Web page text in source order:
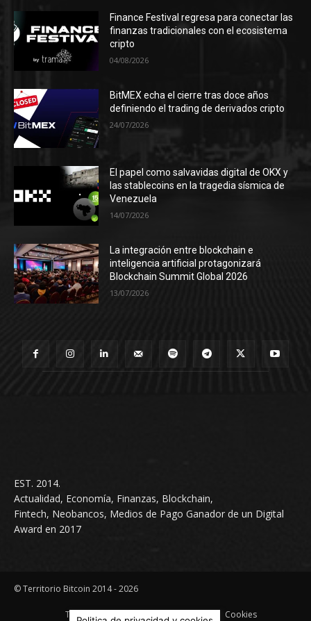
Finance Festival regresa para conectar las
finanzas tradicionales con el ecosistema
cripto
04/08/2026
BitMEX echa el cierre tras doce años
definiendo el trading de derivados cripto
24/07/2026
El papel como salvavidas digital de OKX y
las stablecoins en la tragedia sísmica de
Venezuela
14/07/2026
La integración entre blockchain e
inteligencia artificial protagonizará
Blockchain Summit Global 2026
13/07/2026
EST. 2014.
Actualidad, Economía, Finanzas, Blockchain,
Fintech, Neobancos, Medios de Pago Ganador de un Digital
Award en 2017
© Territorio Bitcoin 2014 - 2026
Terminos & condiciones Privacidad Cookies